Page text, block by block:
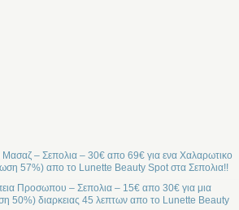
– Σεπολια – 30€ απο 69€ για ενα Χαλαρωτικο
57%) απο το Lunette Beauty Spot στα Σεπολια!!
Προσωπου – Σεπολια – 15€ απο 30€ για μια
διαρκειας 45 λεπτων απο το Lunette Beauty